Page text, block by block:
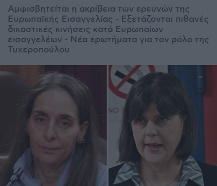
Αμφισβητείται η ακρίβεια των ερευνών της
Ευρωπαϊκής Εισαγγελίας - Εξετάζονται πιθανές
δικαστικές κινήσεις κατά Ευρωπαίων
εισαγγελέων - Νέα ερωτήματα για τον ρόλο της
Τυχεροπούλου